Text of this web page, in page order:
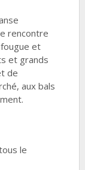
rencontre
et
et grands
de
aux bals
le